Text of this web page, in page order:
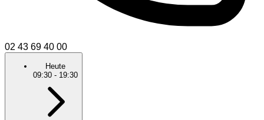
02 43 69 40 00
Heute
09:30 - 19:30